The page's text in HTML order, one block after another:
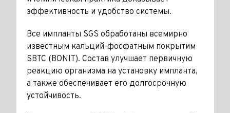
эффективность и удобство системы.
Все импланты SGS обработаны всемирно
известным кальций-фосфатным покрытим
SBTC (BONIT). Состав улучшает первичную
реакцию организма на установку импланта,
а также обеспечивает его долгосрочную
устойчивость.